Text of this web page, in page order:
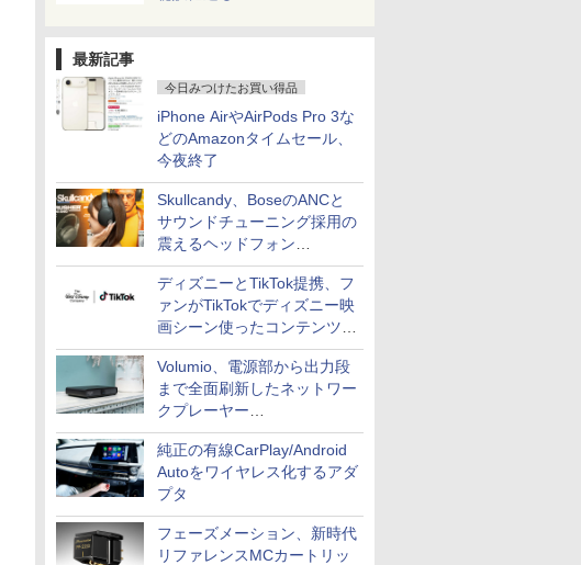
最新記事
今日みつけたお買い得品
iPhone AirやAirPods Pro 3な
どのAmazonタイムセール、
今夜終了
Skullcandy、BoseのANCと
サウンドチューニング採用の
震えるヘッドフォン
「Crusher 1080 ANC」
ディズニーとTikTok提携、フ
ァンがTikTokでディズニー映
画シーン使ったコンテンツ制
作、Disney+にも配信
Volumio、電源部から出力段
まで全面刷新したネットワー
クプレーヤー
「Primo（2026）」
純正の有線CarPlay/Android
Autoをワイヤレス化するアダ
プタ
フェーズメーション、新時代
リファレンスMCカートリッ